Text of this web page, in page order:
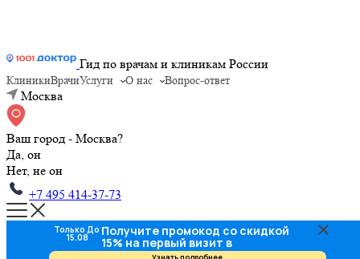
Гид по врачам и клиникам России
КлиникиВрачиУслуги О нас Вопрос-ответ
Москва
Ваш город - Москва?
Да, он
Нет, не он
+7 495 414-37-73
Только До
15.08 Получите промокод со скидкой
15% на первый визит в
стоматологию